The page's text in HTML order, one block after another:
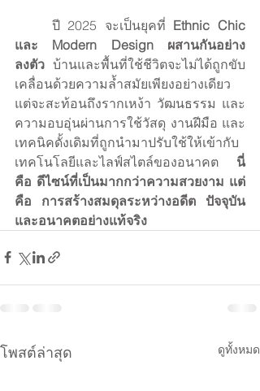
	ปี 2025 จะเป็นยุคที่
Ethnic Chic
และ Modern Design ผสานกันอย่าง
ลงตัว บ้านและพื้นที่ใช้ชีวิตจะไม่ได้ถูกขับ
เคลื่อนด้วยความล้ำสมัยเพียงอย่างเดียว
แต่จะสะท้อนถึงรากเหง้า วัฒนธรรม และ
ความอบอุ่นผ่านการใช้วัสดุ งานฝีมือ และ
เทคนิคดั้งเดิมที่ถูกนำมาปรับใช้ให้เข้ากับ
เทคโนโลยีและไลฟ์สไตล์ของอนาคต นี่
คือ ดีไซน์ที่เป็นมากกว่าความสวยงาม แต่
คือ การสร้างสมดุลระหว่างอดีต ปัจจุบัน
และอนาคตอย่างแท้จริง
โพสต์ล่าสุด ดูทั้งหมด